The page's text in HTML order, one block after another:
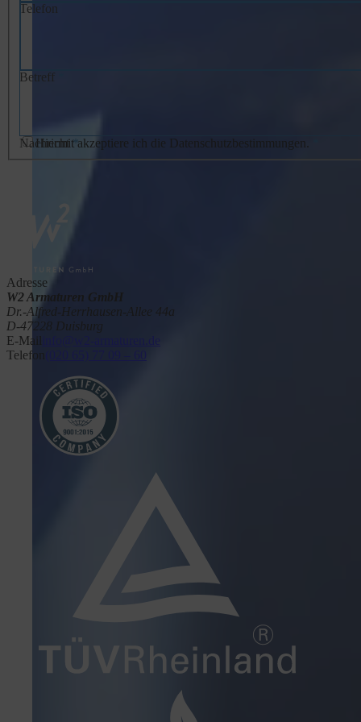
Telefon
Betreff
Nachricht*
Hiermit akzeptiere ich die Datenschutzbestimmungen.
Adresse
W2 Armaturen GmbH
Dr.-Alfred-Herrhausen-Allee 44a
D-47228 Duisburg
E-Mail
Telefon